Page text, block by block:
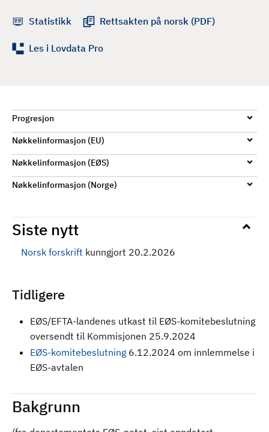
Statistikk Rettsakten på norsk (PDF)
Les i Lovdata Pro
Progresjon
Nøkkelinformasjon (EU)
Nøkkelinformasjon (EØS)
Nøkkelinformasjon (Norge)
Siste nytt
Norsk forskrift kunngjort 20.2.2026
Tidligere
EØS/EFTA-landenes utkast til EØS-komitebeslutning
oversendt til Kommisjonen 25.9.2024
EØS-komitebeslutning 6.12.2024 om innlemmelse i
EØS-avtalen
Bakgrunn